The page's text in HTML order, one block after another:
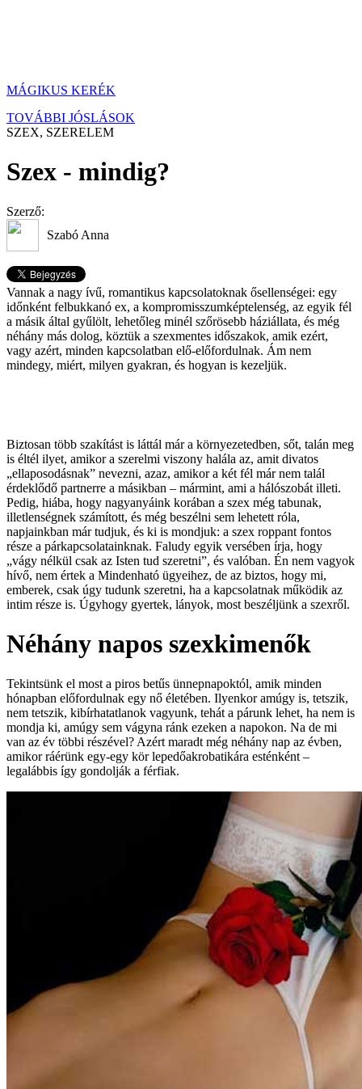
MÁGIKUS KERÉK
TOVÁBBI JÓSLÁSOK
SZEX, SZERELEM
Szex - mindig?
Szerző:
Szabó Anna
Vannak a nagy ívű, romantikus kapcsolatoknak ősellenségei: egy
időnként felbukkanó ex, a kompromisszumképtelenség, az egyik fél
a másik által gyűlölt, lehetőleg minél szőrösebb háziállata, és még
néhány más dolog, köztük a szexmentes időszakok, amik ezért,
vagy azért, minden kapcsolatban elő-előfordulnak. Ám nem
mindegy, miért, milyen gyakran, és hogyan is kezeljük.
Biztosan több szakítást is láttál már a környezetedben, sőt, talán meg
is éltél ilyet, amikor a szerelmi viszony halála az, amit divatos
„ellaposodásnak” nevezni, azaz, amikor a két fél már nem talál
érdeklődő partnerre a másikban – mármint, ami a hálószobát illeti.
Pedig, hiába, hogy nagyanyáink korában a szex még tabunak,
illetlenségnek számított, és még beszélni sem lehetett róla,
napjainkban már tudjuk, és ki is mondjuk: a szex roppant fontos
része a párkapcsolatainknak. Faludy egyik versében írja, hogy
„vágy nélkül csak az Isten tud szeretni”, és valóban. Én nem vagyok
hívő, nem értek a Mindenható ügyeihez, de az biztos, hogy mi,
emberek, csak úgy tudunk szeretni, ha a kapcsolatnak működik az
intim része is. Úgyhogy gyertek, lányok, most beszéljünk a szexről.
Néhány napos szexkimenők
Tekintsünk el most a piros betűs ünnepnapoktól, amik minden
hónapban előfordulnak egy nő életében. Ilyenkor amúgy is, tetszik,
nem tetszik, kibírhatatlanok vagyunk, tehát a párunk lehet, ha nem is
mondja ki, amúgy sem vágyna ránk ezeken a napokon. Na de mi
van az év többi részével? Azért maradt még néhány nap az évben,
amikor ráérünk egy-egy kör lepedőakrobatikára esténként –
legalábbis így gondolják a férfiak.